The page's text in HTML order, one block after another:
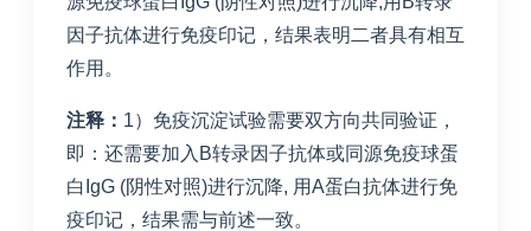
因子抗体进行免疫印记，结果表明二者具有相互
作用。
注释： 1）免疫沉淀试验需要双方向共同验证，
即：还需要加入B转录因子抗体或同源免疫球蛋
白IgG (阴性对照)进行沉降, 用A蛋白抗体进行免
疫印记，结果需与前述一致。